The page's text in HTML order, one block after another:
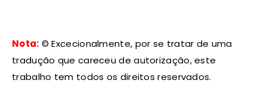
Nota: © Excecionalmente, por se tratar de uma
tradução que careceu de autorização, este
trabalho tem todos os direitos reservados.